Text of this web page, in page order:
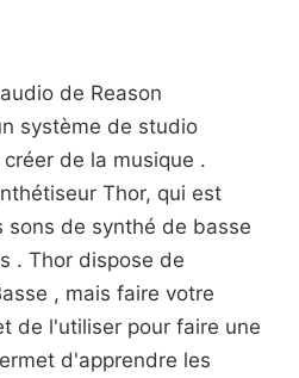
de Reason
système de studio
de la musique .
Thor, qui est
sons de synthé de basse
. Thor dispose de
, mais faire votre
de l'utiliser pour faire une
d'apprendre les